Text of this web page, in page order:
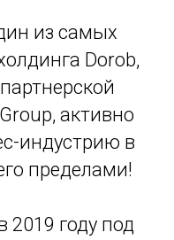
из самых
Dorob,
активно
индустрию в
пределами!
2019 году под